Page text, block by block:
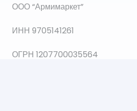
ООО “Армимаркет”
ИНН 9705141261
ОГРН 1207700035564